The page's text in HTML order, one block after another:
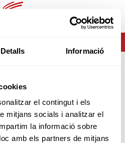
Detalls Informació
el contingut i els
mitjans socials i analitzar el
la informació sobre
amb els partners de mitjans
es ca
encontrada
que estas buscando no
ha cambiado.